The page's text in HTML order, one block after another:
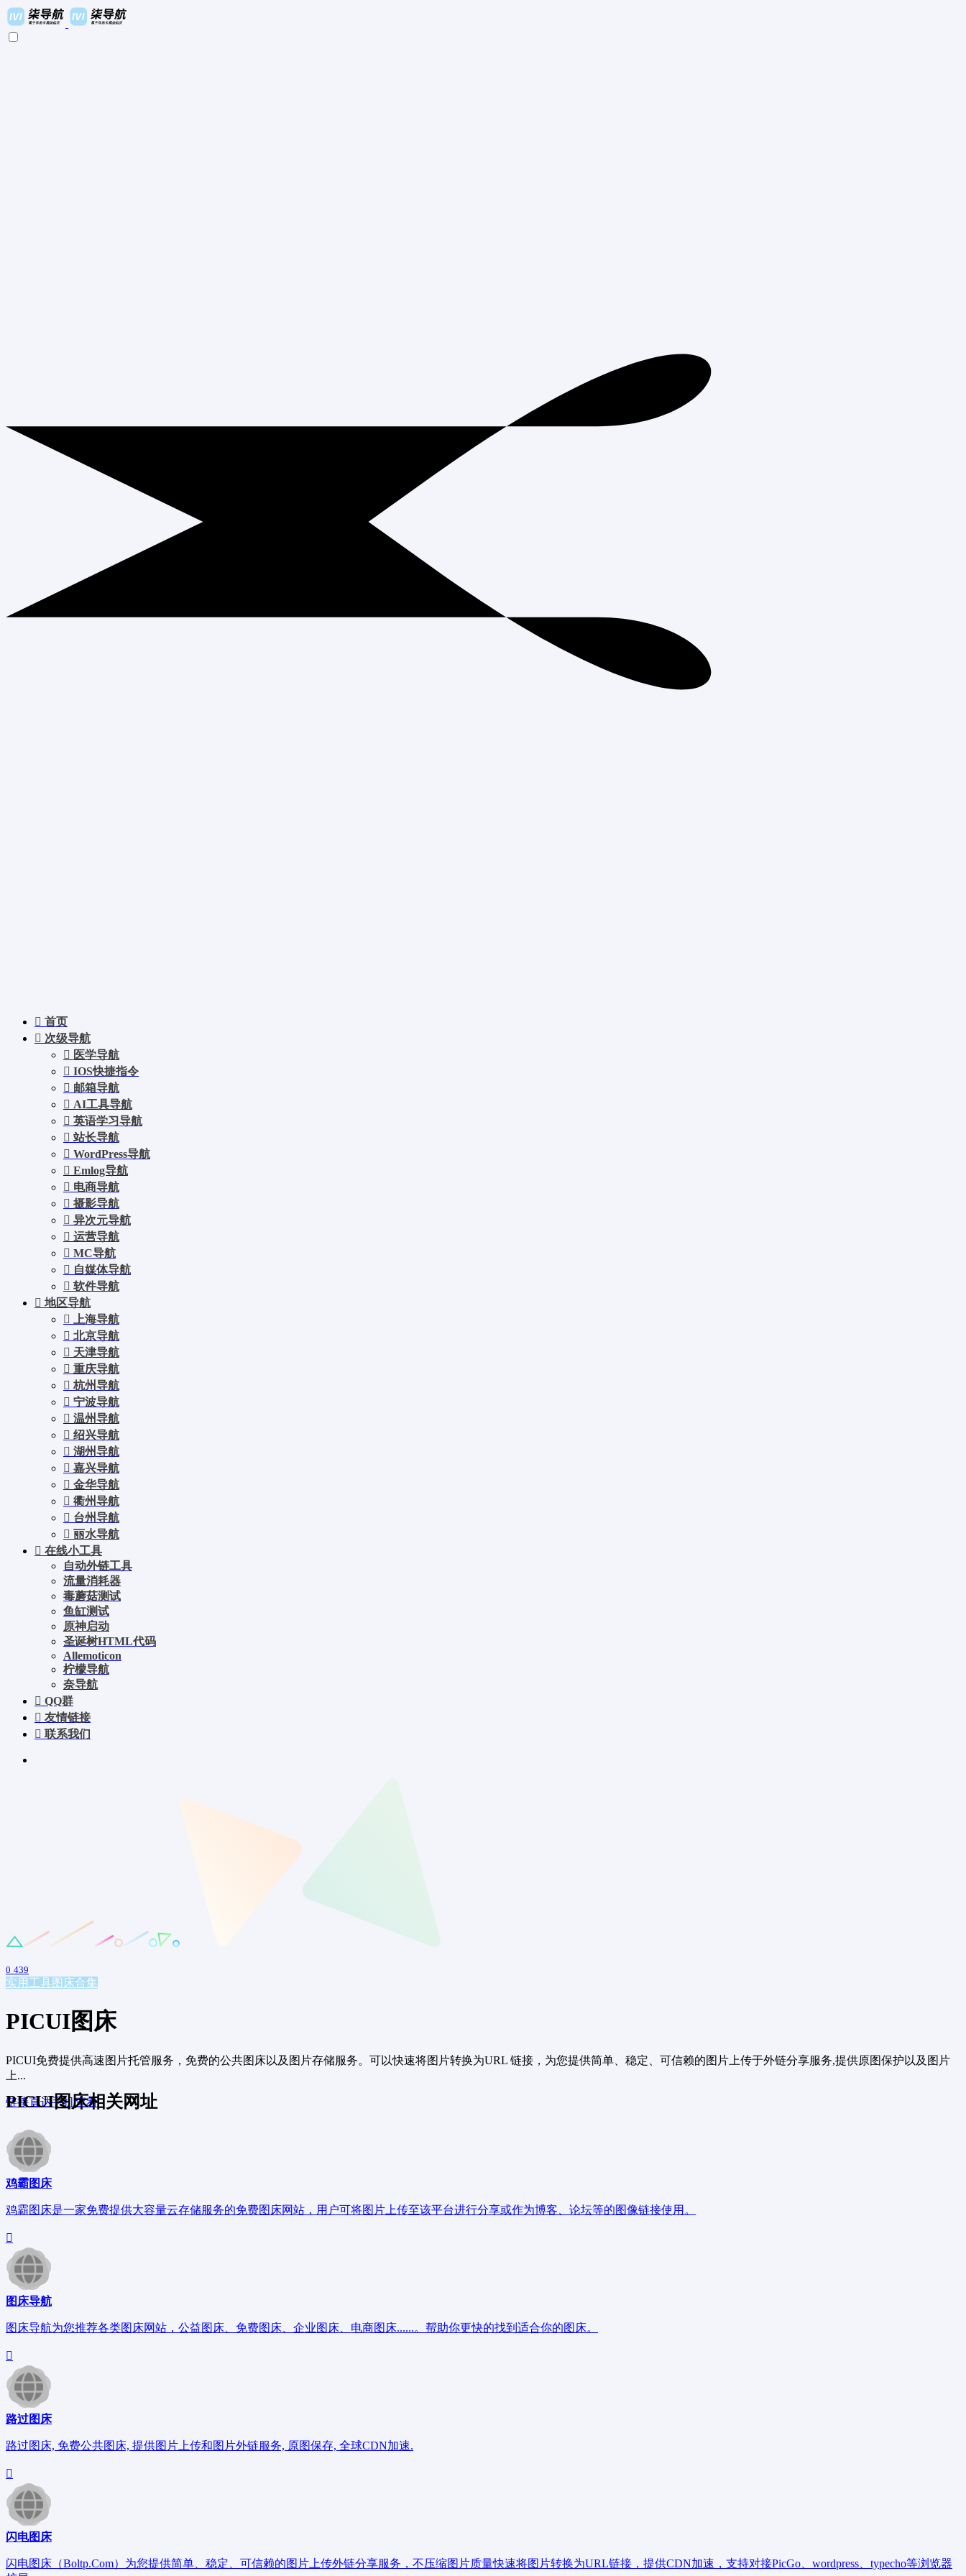
首页
次级导航
医学导航
IOS快捷指令
邮箱导航
AI工具导航
英语学习导航
站长导航
WordPress导航
Emlog导航
电商导航
摄影导航
异次元导航
运营导航
MC导航
自媒体导航
软件导航
地区导航
上海导航
北京导航
天津导航
重庆导航
杭州导航
宁波导航
温州导航
绍兴导航
湖州导航
嘉兴导航
金华导航
衢州导航
台州导航
丽水导航
在线小工具
自动外链工具
流量消耗器
毒蘑菇测试
鱼缸测试
原神启动
圣诞树HTML代码
Allemoticon
柠檬导航
奈导航
QQ群
友情链接
联系我们
0 439
实用工具 图床合集
PICUI图床
PICUI免费提供高速图片托管服务，免费的公共图床以及图片存储服务。可以快速将图片转换为URL 链接，为您提供简单、稳定、可信赖的图片上传于外链分享服务,提供原图保护以及图片
上...
链接直达手机查看
PICUI图床相关网址
鸡霸图床
鸡霸图床是一家免费提供大容量云存储服务的免费图床网站，用户可将图片上传至该平台进行分享或作为博客、论坛等的图像链接使用。
图床导航
图床导航为您推荐各类图床网站，公益图床、免费图床、企业图床、电商图床......。帮助你更快的找到适合你的图床。
路过图床
路过图床, 免费公共图床, 提供图片上传和图片外链服务, 原图保存, 全球CDN加速.
闪电图床
闪电图床（Boltp.Com）为您提供简单、稳定、可信赖的图片上传外链分享服务，不压缩图片质量快速将图片转换为URL链接，提供CDN加速，支持对接PicGo、wordpress、typecho等浏览器